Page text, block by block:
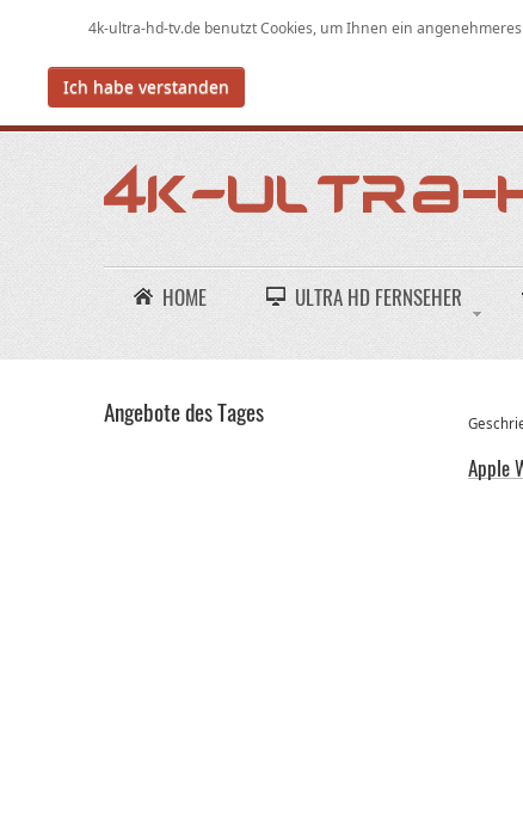
4k-ultra-hd-tv.de benutzt Cookies, umIhnen ein
Ich habe verstanden
HOME ULTRA HD FERNSEHER
Apple
Angebote des Tages